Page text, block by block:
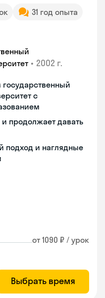
31 год опыта
• 2002 г.
государственный
с
продолжает давать
подход и наглядные
от 1090 ₽ / урок
Выбрать время